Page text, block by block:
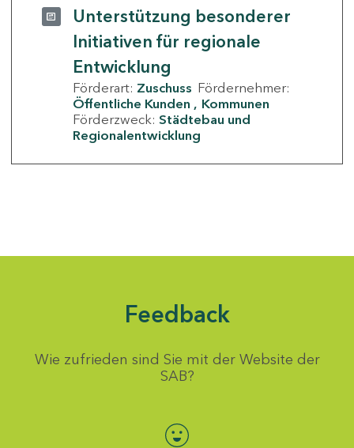
Unterstützung besonderer
Initiativen für regionale
Entwicklung
Förderart: Zuschuss Fördernehmer:
Öffentliche Kunden
Kommunen
Förderzweck: Städtebau und
Regionalentwicklung
Feedback
Wie zufrieden sind Sie mit der Website der
SAB?
Bewertung auswählen